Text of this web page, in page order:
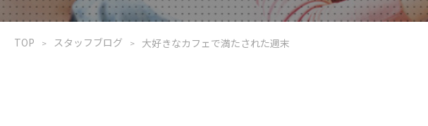
TOP スタッフブログ 大好きなカフェで満たされた週末